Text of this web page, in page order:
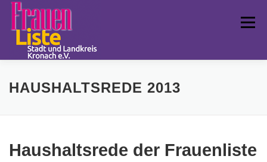
Zum
Inhalt
springen
Menü
FRAUENLISTE POLITISCHE ARBEIT
HAUSHALTSREDE 2013
Haushaltsrede der Frauenliste